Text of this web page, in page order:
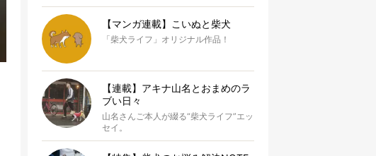
【マンガ連載】こいぬと柴犬
「柴犬ライフ」オリジナル作品！
【連載】アキナ山名とおまめのラ
ブい日々
山名さんご本人が綴る“柴犬ライフ”エッ
セイ。